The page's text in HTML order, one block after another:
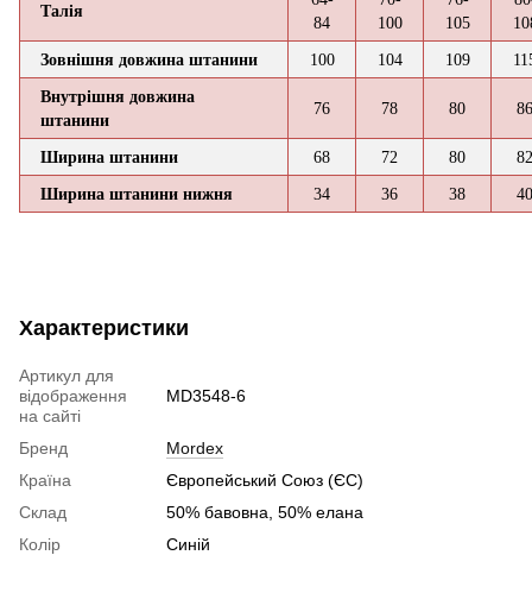
Талія
84
100
105
Зовнішня довжина штанини 100 104 109
Внутрішня довжина
штанини
76 78 80 86
Ширина штанини 68 72 80 82
Ширина штанини нижня 34 36 38 40
Характеристики
Артикул для
відображення
на сайті
MD3548-6
Бренд
Mordex
Країна
Європейський Союз (ЄС)
Склад
50% бавовна, 50% елана
Колір
Синій